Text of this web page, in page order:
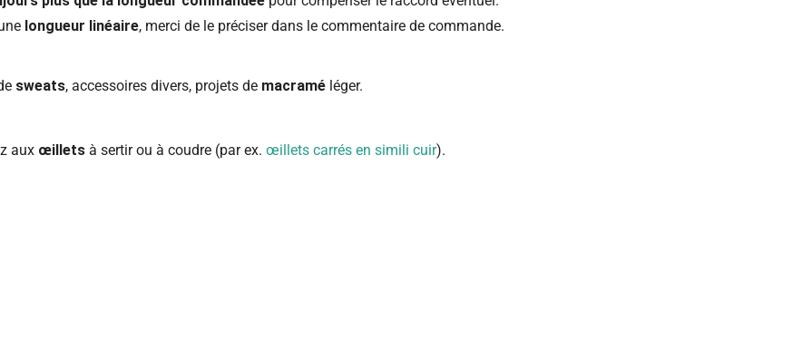
longueur linéaire, merci de le préciser dans le commentaire de commande.
sweats, accessoires divers, projets de macramé léger.
aux œillets à sertir ou à coudre (par ex. œillets carrés en simili cuir).